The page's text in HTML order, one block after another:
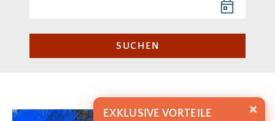
SUCHEN
EXKLUSIVE VORTEILE